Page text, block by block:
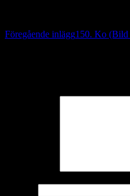
Inläggsnavigering
Föregående inlägg150. Ko (Bild